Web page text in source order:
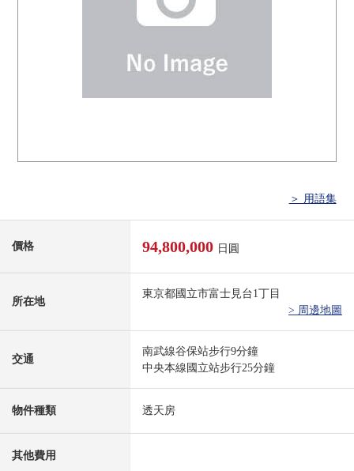
＞ 用語集
價格 94,800,000 日圓
所在地
東京都國立市富士見台1丁目
> 周邊地圖
交通
南武線谷保站步行9分鐘
中央本線國立站步行25分鐘
物件種類 透天房
其他費用